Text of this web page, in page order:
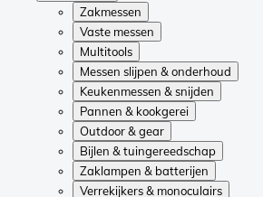
Zakmessen
Vaste messen
Multitools
Messen slijpen & onderhoud
Keukenmessen & snijden
Pannen & kookgerei
Outdoor & gear
Bijlen & tuingereedschap
Zaklampen & batterijen
Verrekijkers & monoculairs